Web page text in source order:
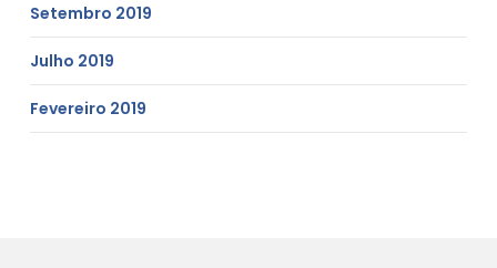
Setembro 2019
Julho 2019
Fevereiro 2019